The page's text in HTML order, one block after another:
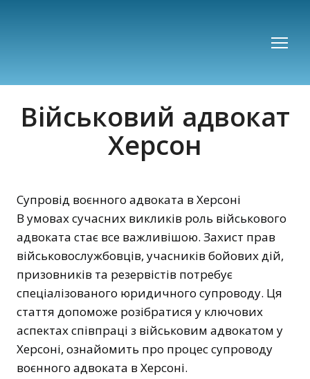
Військовий адвокат
Херсон
Супровід воєнного адвоката в Херсоні
В умовах сучасних викликів роль військового
адвоката стає все важливішою. Захист прав
військовослужбовців, учасників бойових дій,
призовників та резервістів потребує
спеціалізованого юридичного супроводу. Ця
стаття допоможе розібратися у ключових
аспектах співпраці з військовим адвокатом у
Херсоні, ознайомить про процес супроводу
воєнного адвоката в Херсоні.